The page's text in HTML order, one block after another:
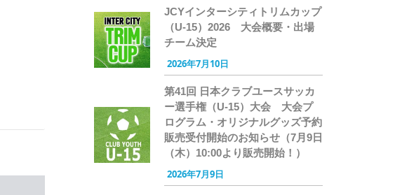
JCYインターシティトリムカップ
（U-15）2026 大会概要・出場
チーム決定
2026年7月10日
第41回 日本クラブユースサッカ
ー選手権（U-15）大会 大会プ
ログラム・オリジナルグッズ予約
販売受付開始のお知らせ（7月9日
（木）10:00より販売開始！）
2026年7月9日